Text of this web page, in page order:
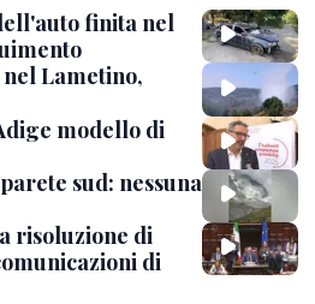
finita nel
Lametino,
modello di
sud: nessuna
risoluzione di
di